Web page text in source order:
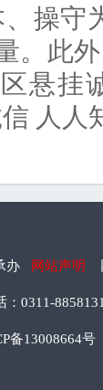
、操守
。此
悬挂
人人